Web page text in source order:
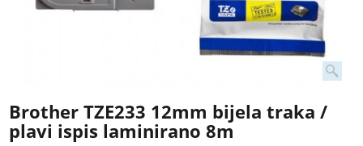
Brother TZE233 12mm bijela traka /
plavi ispis laminirano 8m